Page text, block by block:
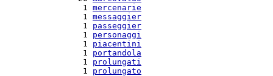
  1
mercenarie
  1
messaggier
  1
passeggier
  1
personaggi
  1
piacentini
  1
portandola
  1
prolungati
  1
prolungato